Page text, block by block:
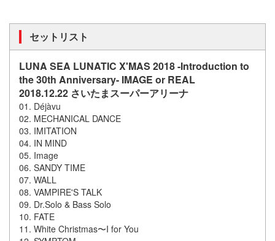
セットリスト
LUNA SEA LUNATIC X'MAS 2018 -Introduction to
the 30th Anniversary- IMAGE or REAL
2018.12.22 さいたまスーパーアリーナ
01. Déjàvu
02. MECHANICAL DANCE
03. IMITATION
04. IN MIND
05. Image
06. SANDY TIME
07. WALL
08. VAMPIRE'S TALK
09. Dr.Solo & Bass Solo
10. FATE
11. White Christmas〜I for You